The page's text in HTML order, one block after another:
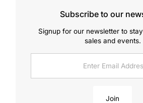
Subscribe to our
Signup for our newsletter to
sales and events.
Address
Join